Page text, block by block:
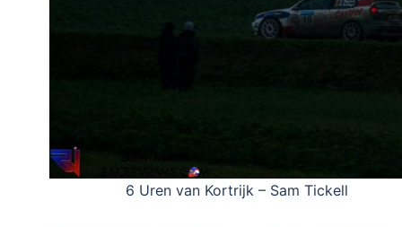
6 Uren van Kortrijk – Sam Tickell